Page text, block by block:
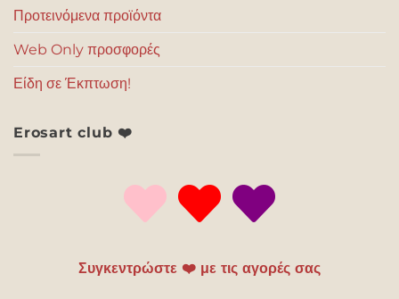
Προτεινόμενα προϊόντα
Web Only προσφορές
Είδη σε Έκπτωση!
Erosart club ❤️
Συγκεντρώστε ❤️ με τις αγορές σας